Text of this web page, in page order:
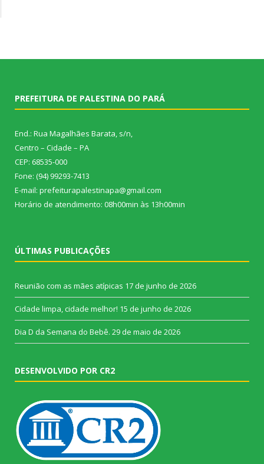
PREFEITURA DE PALESTINA DO PARÁ
End.: Rua Magalhães Barata, s/n,
Centro – Cidade – PA
CEP: 68535-000
Fone: (94) 99293-7413
E-mail: prefeiturapalestinapa@gmail.com
Horário de atendimento: 08h00min às 13h00min
ÚLTIMAS PUBLICAÇÕES
Reunião com as mães atípicas 17 de junho de 2026
Cidade limpa, cidade melhor! 15 de junho de 2026
Dia D da Semana do Bebê. 29 de maio de 2026
DESENVOLVIDO POR CR2